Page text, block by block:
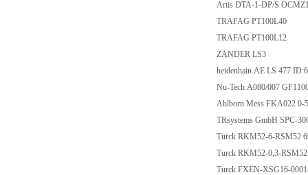
Artis DTA-1-DP/S
TRAFAG
TRAFAG
ZANDER LS3
heidenhain AE LS 477
Nu-Tech A080/007
Ahlborn Mess
TRsystems GmbH
Turck RKM52-6-
Turck RKM52-0,3-
Turck FXEN-XSG16-